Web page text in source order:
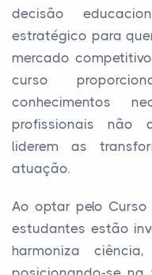
decisão
estratégico para
mercado
curso
conhecimentos
profissionais não
liderem as
atuação.
Ao optar pelo Curso
estudantes estão
harmoniza